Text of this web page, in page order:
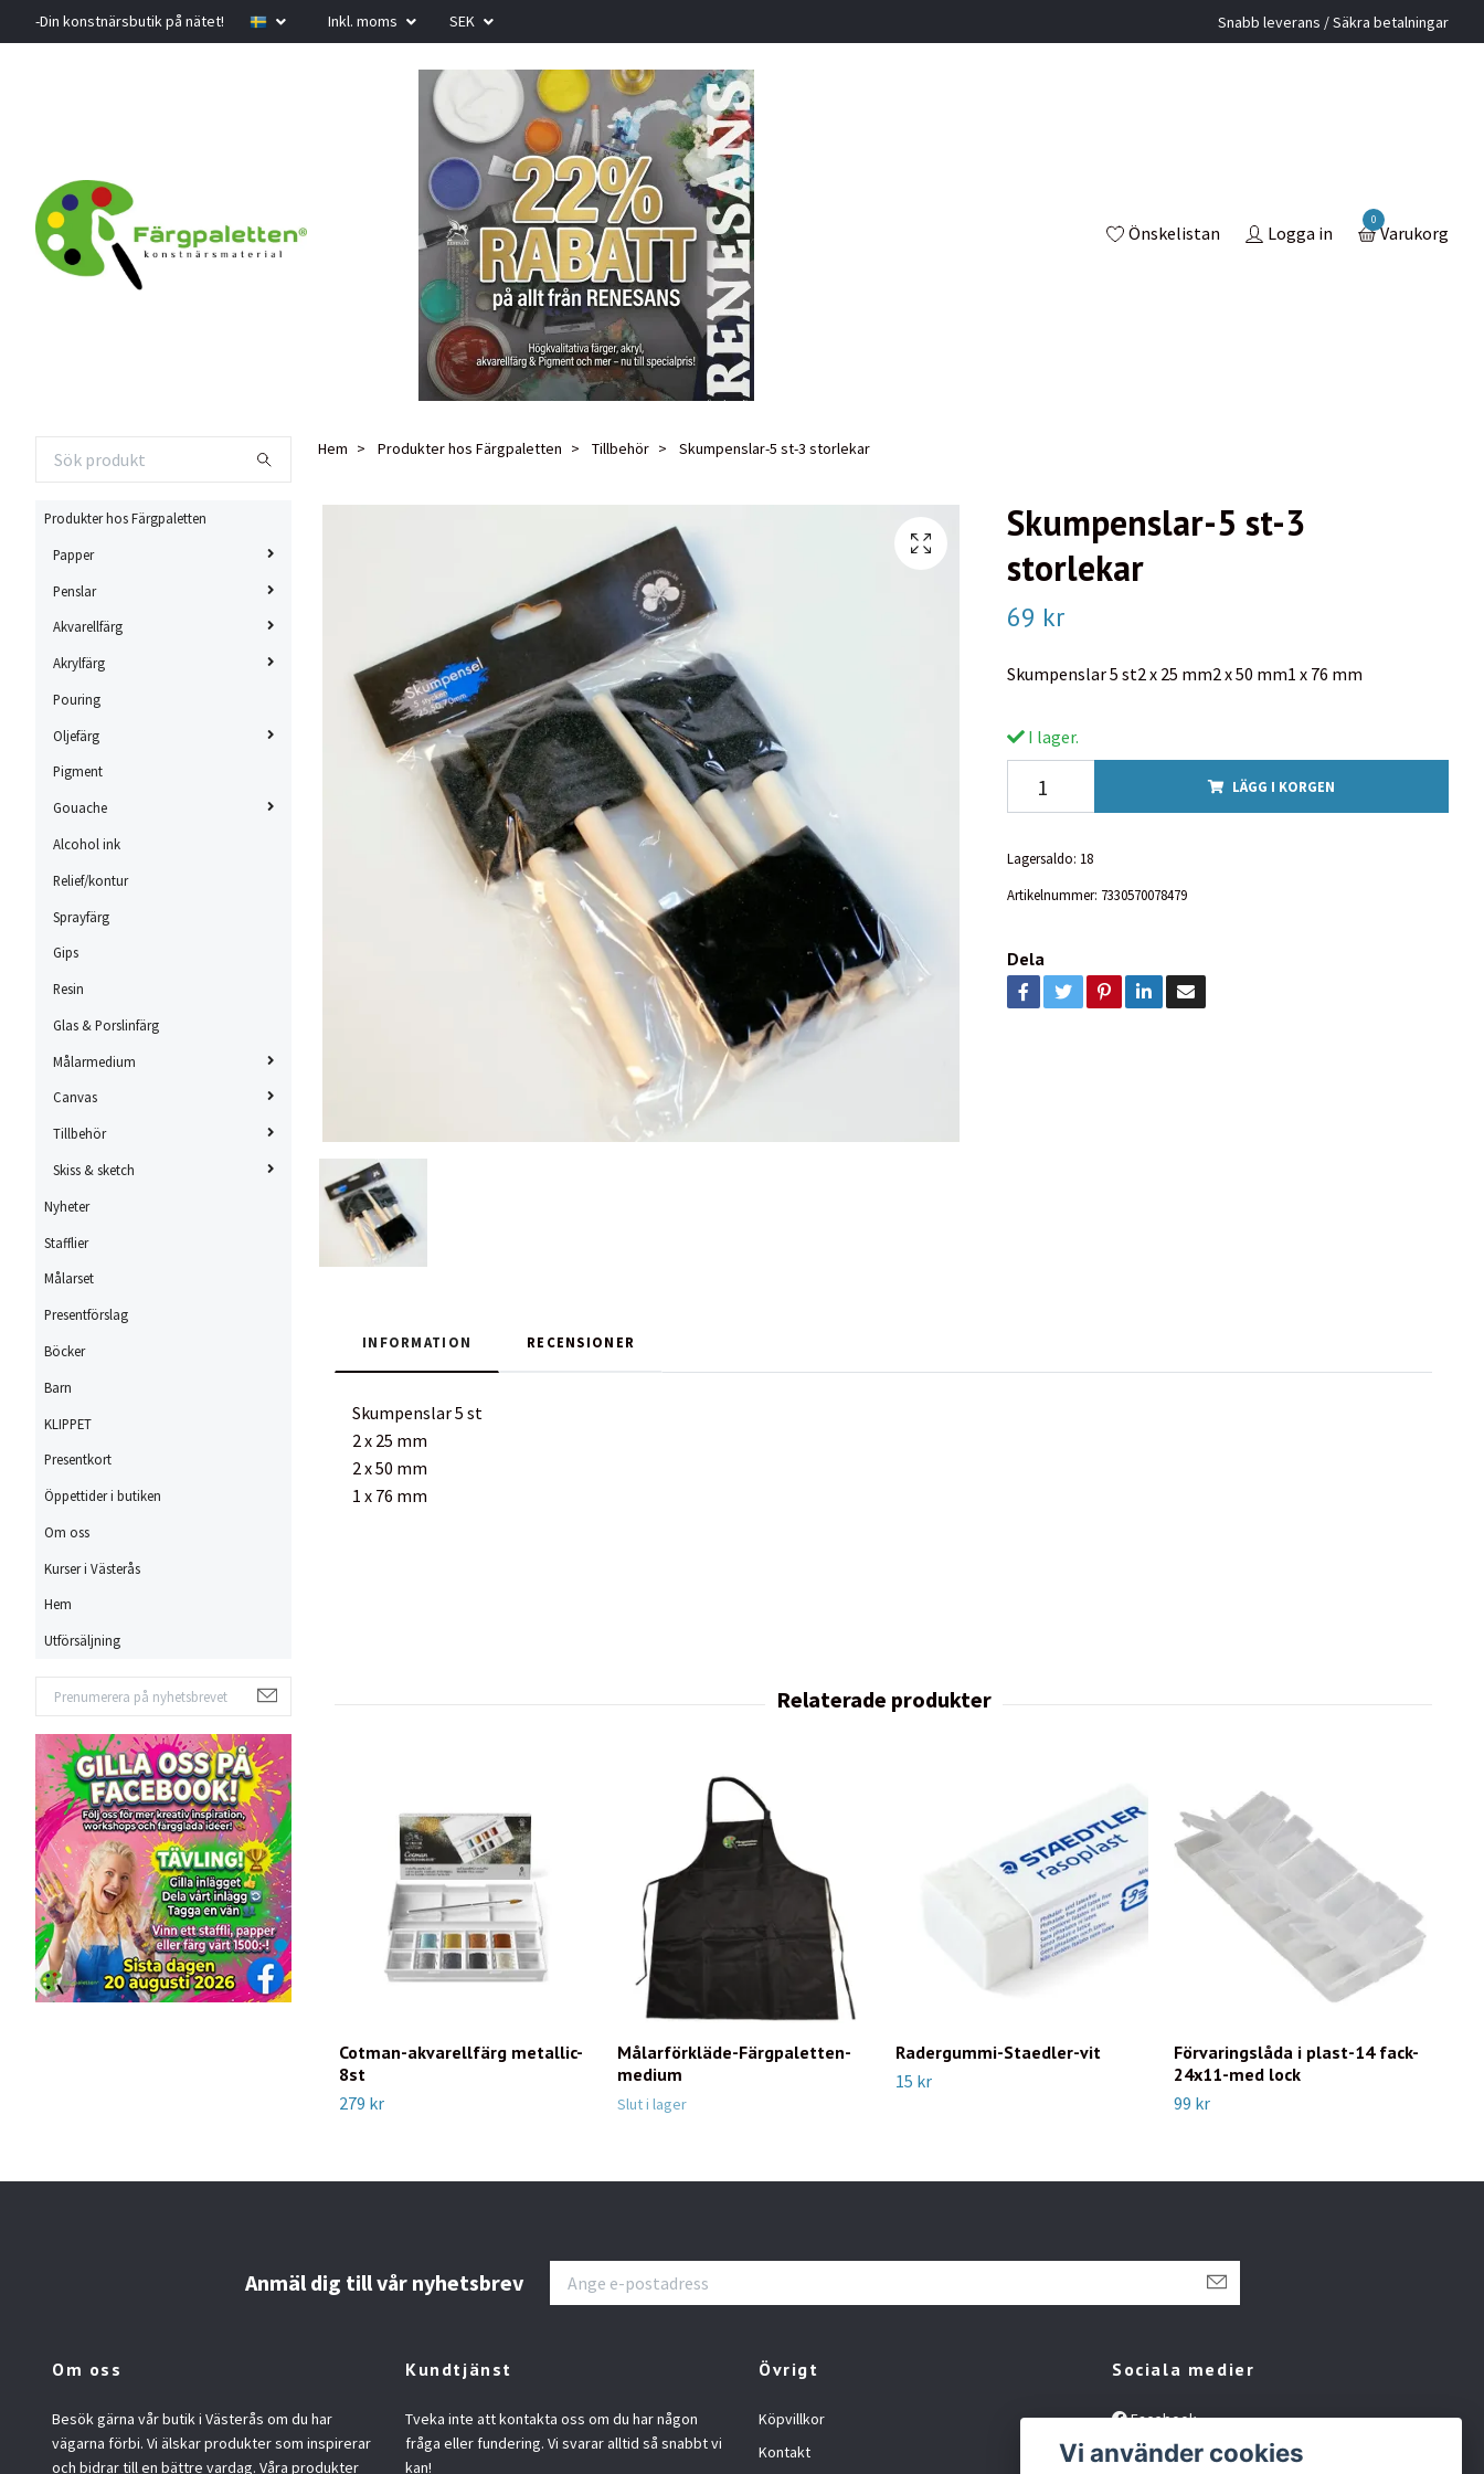
-Din konstnärsbutik på nätet! Inkl. moms SEK Snabb leverans / Säkra betalningar
Önskelistan Logga in
0
Varukorg
Produkter hos Färgpaletten
Papper
Penslar
Akvarellfärg
Akrylfärg
Pouring
Oljefärg
Pigment
Gouache
Alcohol ink
Relief/kontur
Sprayfärg
Gips
Resin
Glas & Porslinfärg
Målarmedium
Canvas
Tillbehör
Skiss & sketch
Nyheter
Stafflier
Målarset
Presentförslag
Böcker
Barn
KLIPPET
Presentkort
Öppettider i butiken
Om oss
Kurser i Västerås
Hem
Utförsäljning
Hem Produkter hos Färgpaletten Tillbehör Skumpenslar-5 st-3 storlekar
Skumpenslar-5 st-3
storlekar
69 kr
Skumpenslar 5 st2 x 25 mm2 x 50 mm1 x 76 mm
I lager.
LÄGG I KORGEN
Lagersaldo: 18
Artikelnummer: 7330570078479
Dela
INFORMATION RECENSIONER
Skumpenslar 5 st
2 x 25 mm
2 x 50 mm
1 x 76 mm
Cotman-akvarellfärg metallic-
8st
279 kr
Målarförkläde-Färgpaletten-
medium
Slut i lager
Radergummi-Staedler-vit
15 kr
Förvaringslåda i plast-14 fack-
24x11-med lock
99 kr
Anmäl dig till vår nyhetsbrev
Om oss
Besök gärna vår butik i Västerås om du har
vägarna förbi. Vi älskar produkter som inspirerar
och bidrar till en bättre vardag. Våra produkter
Kundtjänst
Tveka inte att kontakta oss om du har någon
fråga eller fundering. Vi svarar alltid så snabbt vi
kan!
Övrigt
Köpvillkor
Kontakt
Sociala medier
Facebook
Instagram
Vi använder cookies